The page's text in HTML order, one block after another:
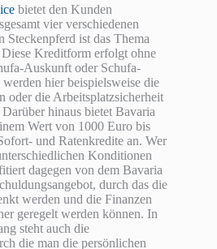
bietet den Kunden
vier verschiedenen
Steckenpferd ist das Thema
Kreditform erfolgt ohne
Auskunft oder Schufa-
werden hier beispielsweise die
oder die Arbeitsplatzsicherheit
hinaus bietet Bavaria
Wert von 1000 Euro bis
und Ratenkredite an. Wer
Konditionen
dagegen von dem Bavaria
durch das die
werden und die Finanzen
geregelt werden können. In
steht auch die
die man die persönlichen